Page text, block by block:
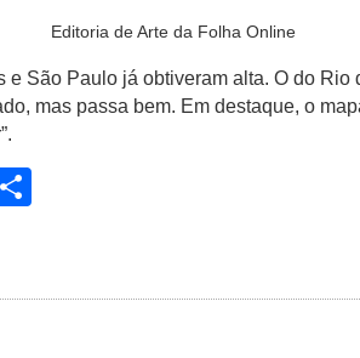
Editoria de Arte da Folha Online
e São Paulo já obtiveram alta. O do Rio
mas passa bem. Em destaque, o
Email